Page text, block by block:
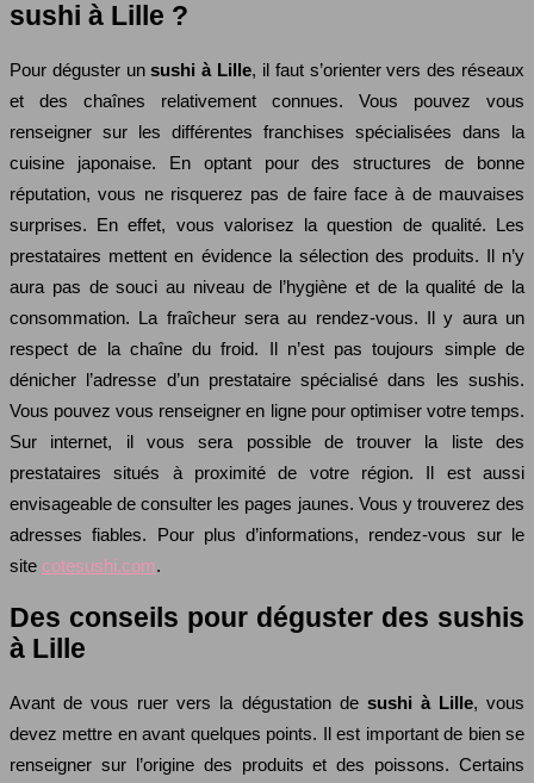
sushi à Lille ?
Pour déguster unsushi à Lille, il faut s’orienter vers des réseaux
et des chaînes relativement connues. Vous pouvez vous
renseigner sur les différentes franchises spécialisées dans la
cuisine japonaise. En optant pour des structures de bonne
réputation, vous ne risquerez pas de faire face à de mauvaises
surprises. En effet, vous valorisez la question de qualité. Les
prestataires mettent en évidence la sélection des produits. Il n’y
aura pas de souci au niveau de l’hygiène et de la qualité de la
consommation. La fraîcheur sera au rendez-vous. Il y aura un
respect de la chaîne du froid. Il n’est pas toujours simple de
dénicher l’adresse d’un prestataire spécialisé dans les sushis.
Vous pouvez vous renseigner en ligne pour optimiser votre temps.
Sur internet, il vous sera possible de trouver la liste des
prestataires situés à proximité de votre région. Il est aussi
envisageable de consulter les pages jaunes. Vous y trouverez des
adresses fiables. Pour plus d’informations, rendez-vous sur le
site cotesushi.com.
Des conseils pour déguster des sushis
à Lille
Avant de vous ruer vers la dégustation de sushi à Lille, vous
devez mettre en avant quelques points. Il est important de bien se
renseigner sur l’origine des produits et des poissons. Certains